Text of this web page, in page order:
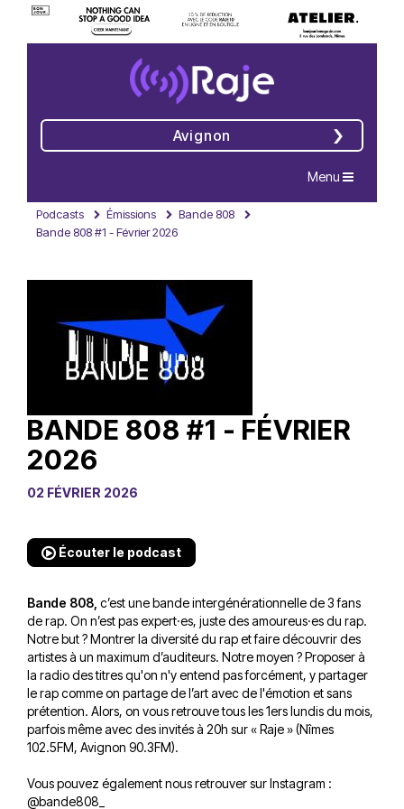
Avignon
Navigation
Menu
Podcasts Émissions
Bande 808
Bande 808 #1 - Février 2026
BANDE 808 #1 - FÉVRIER
2026
02 FÉVRIER 2026
Écouter le podcast
Bande 808, c’est une bande intergénérationnelle de 3 fans
de rap. On n’est pas expert·es, juste des amoureus·es du rap.
Notre but ? Montrer la diversité du rap et faire découvrir des
artistes à un maximum d’auditeurs. Notre moyen ? Proposer à
la radio des titres qu'on n'y entend pas forcément, y partager
le rap comme on partage de l’art avec de l'émotion et sans
prétention. Alors, on vous retrouve tous les 1ers lundis du mois,
parfois même avec des invités à 20h sur « Raje » (Nîmes
102.5FM, Avignon 90.3FM).
Vous pouvez également nous retrouver sur Instagram :
@bande808_